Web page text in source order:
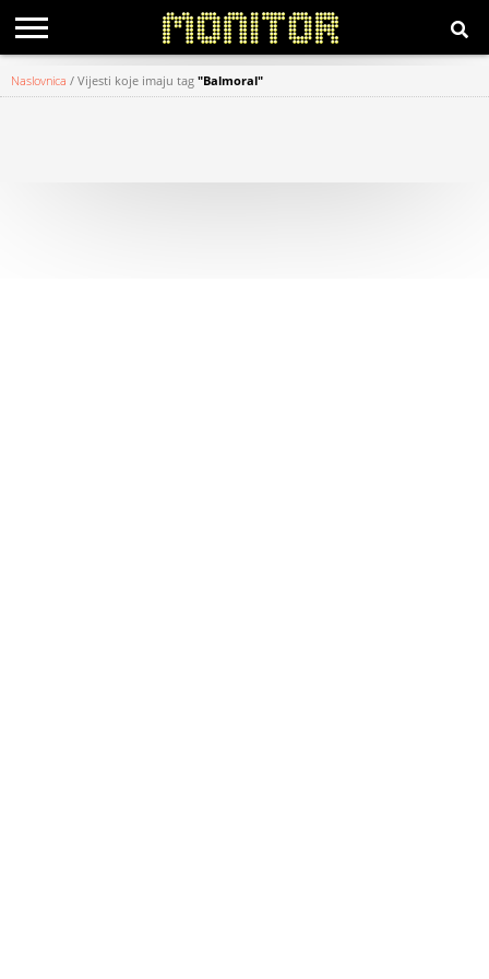
KATEGORIJE
Naslovnica / Vijesti koje imaju tag "Balmoral"